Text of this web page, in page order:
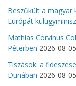
Beszűkült a magyar
Európát
Mathias Corvinus
Péterben 2026-08-05
Tiszások: a
Dunában 2026-08-05